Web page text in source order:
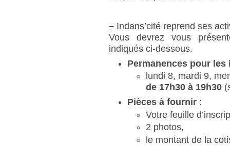
– Indans’cité reprend ses
Vous devrez vous
indiqués ci-dessous.
Permanences pour
lundi 8, mardi 9,
de 17h30 à 19h30
Pièces à fournir :
Votre feuille
2 photos,
le montant de la